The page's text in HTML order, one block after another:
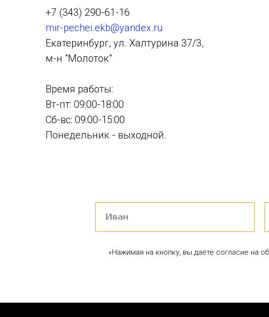
+7 (343) 290-61-16
mir-pechei.ekb@yandex.ru
Екатеринбург, ул. Халтурина 37/3,
м-н "Молоток"
Время работы:
Вт-пт: 09:00-18:00
Сб-вс: 09:00-15:00
Понедельник - выходной.
«Нажимая на кнопку, вы даете согласие на